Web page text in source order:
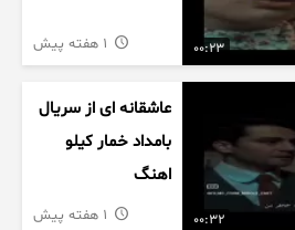
00:23
00:32
عاشقانه ای از سریال
بامداد خمار کیلو
اهنگ